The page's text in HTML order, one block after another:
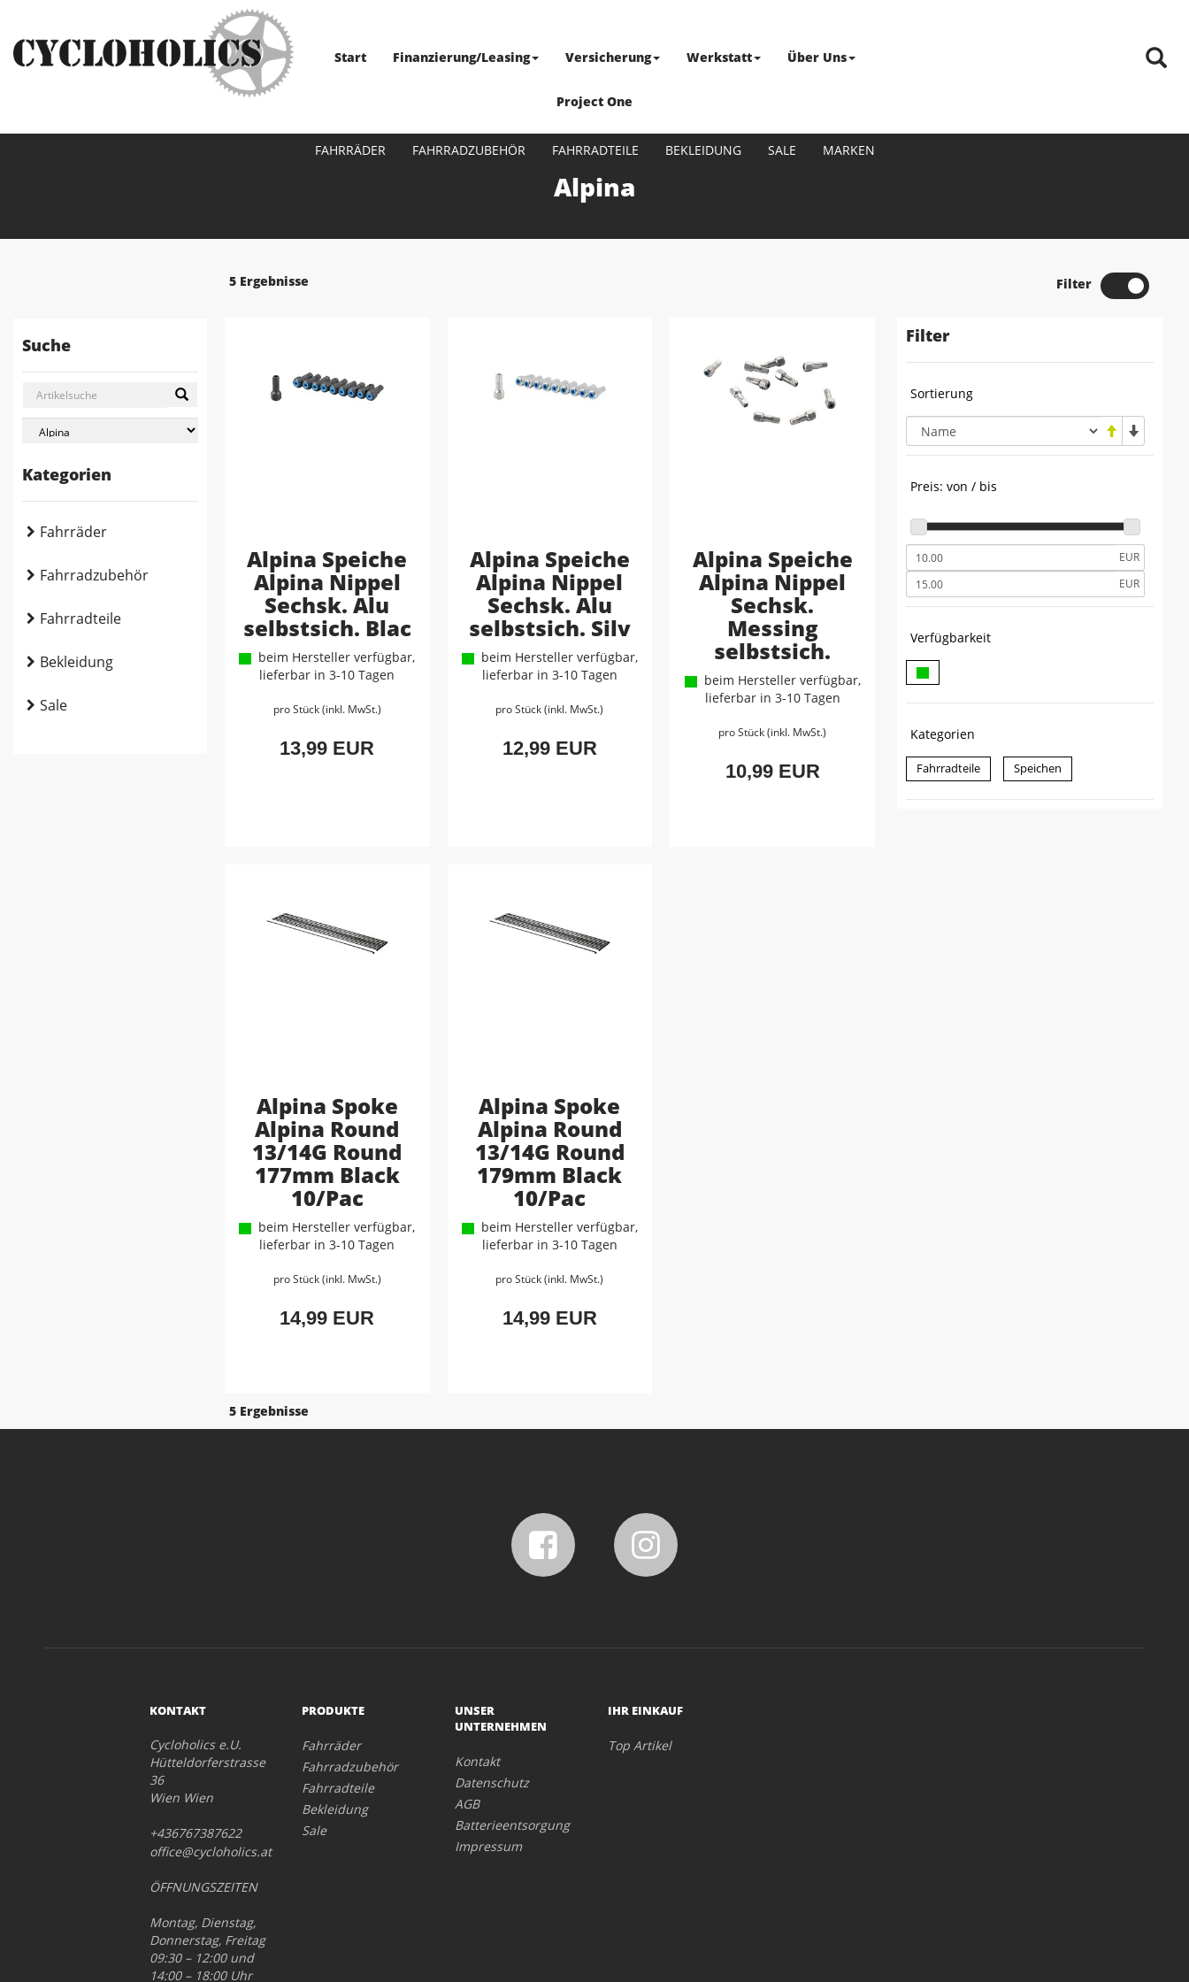
Start Finanzierung/Leasing Versicherung Werkstatt Über Uns
Project One
FAHRRÄDER FAHRRADZUBEHÖR FAHRRADTEILE BEKLEIDUNG SALE MARKEN
Alpina
Suche
Kategorien
Fahrräder
Fahrradzubehör
Fahrradteile
Bekleidung
Sale
5 Ergebnisse Filter
Alpina Speiche
Alpina Nippel
Sechsk. Alu
selbstsich. Blac
beim Hersteller verfügbar,
lieferbar in 3-10 Tagen
pro Stück (inkl. MwSt.)
13,99 EUR
Alpina Speiche
Alpina Nippel
Sechsk. Alu
selbstsich. Silv
beim Hersteller verfügbar,
lieferbar in 3-10 Tagen
pro Stück (inkl. MwSt.)
12,99 EUR
Alpina Speiche
Alpina Nippel
Sechsk.
Messing
selbstsich.
beim Hersteller verfügbar,
lieferbar in 3-10 Tagen
pro Stück (inkl. MwSt.)
10,99 EUR
Alpina Spoke
Alpina Round
13/14G Round
177mm Black
10/Pac
beim Hersteller verfügbar,
lieferbar in 3-10 Tagen
pro Stück (inkl. MwSt.)
14,99 EUR
Alpina Spoke
Alpina Round
13/14G Round
179mm Black
10/Pac
beim Hersteller verfügbar,
lieferbar in 3-10 Tagen
pro Stück (inkl. MwSt.)
14,99 EUR
5 Ergebnisse
Filter
Sortierung
Preis: von / bis
EUR
EUR
Verfügbarkeit
Kategorien
Fahrradteile Speichen
KONTAKT
Cycloholics e.U.
Hütteldorferstrasse
36
Wien Wien
+436767387622
office@cycloholics.at
ÖFFNUNGSZEITEN
Montag, Dienstag,
Donnerstag, Freitag
09:30 – 12:00 und
14:00 – 18:00 Uhr
PRODUKTE
Fahrräder
Fahrradzubehör
Fahrradteile
Bekleidung
Sale
UNSER
UNTERNEHMEN
Kontakt
Datenschutz
AGB
Batterieentsorgung
Impressum
IHR EINKAUF
Top Artikel